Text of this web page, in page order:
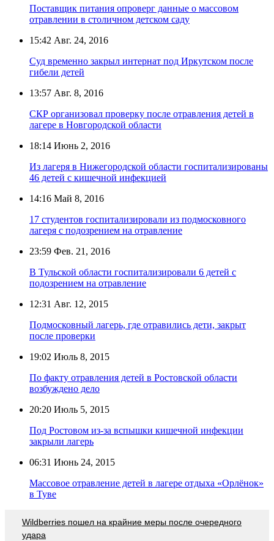
Поставщик питания опроверг данные о массовом
отравлении в столичном детском саду
15:42 Авг. 24, 2016
Суд временно закрыл интернат под Иркутском после
гибели детей
13:57 Авг. 8, 2016
СКР организовал проверку после отравления детей в
лагере в Новгородской области
18:14 Июнь 2, 2016
Из лагеря в Нижегородской области госпитализированы
46 детей с кишечной инфекцией
14:16 Май 8, 2016
17 студентов госпитализировали из подмосковного
лагеря с подозрением на отравление
23:59 Фев. 21, 2016
В Тульской области госпитализировали 6 детей с
подозрением на отравление
12:31 Авг. 12, 2015
Подмосковный лагерь, где отравились дети, закрыт
после проверки
19:02 Июль 8, 2015
По факту отравления детей в Ростовской области
возбуждено дело
20:20 Июль 5, 2015
Под Ростовом из-за вспышки кишечной инфекции
закрыли лагерь
06:31 Июнь 24, 2015
Массовое отравление детей в лагере отдыха «Орлёнок»
в Туве
Wildberries пошел на крайние меры после очередного
удара